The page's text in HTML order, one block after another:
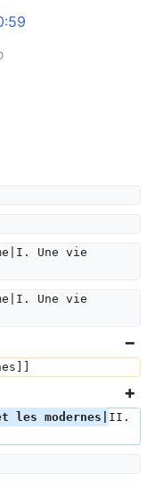
Une vie
Une vie
modernes| II.